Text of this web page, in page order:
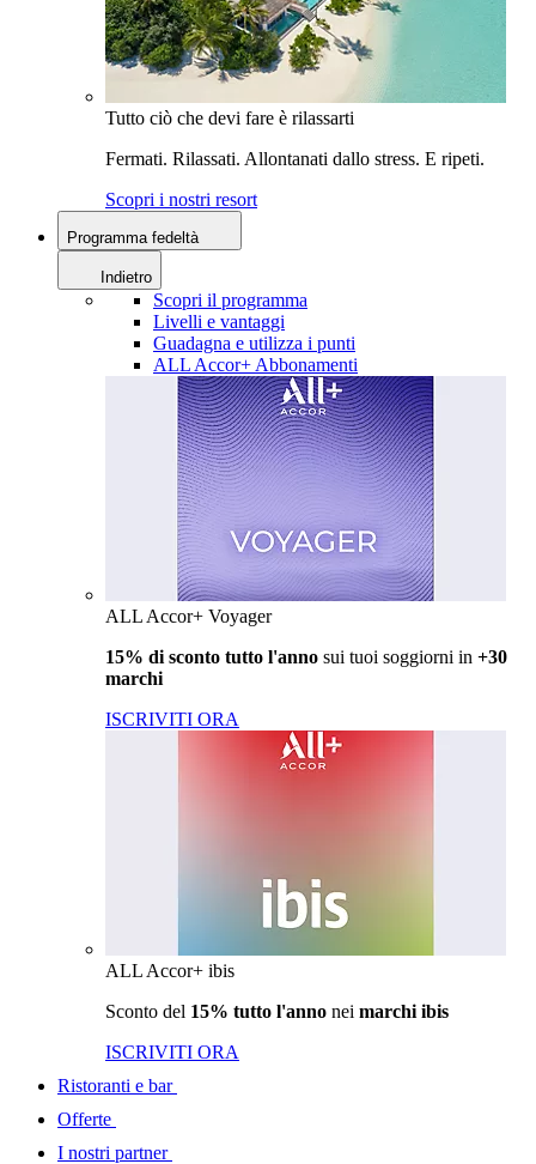
Tutto ciò che devi fare è rilassarti
Fermati. Rilassati. Allontanati dallo stress. E ripeti.
Scopri i nostri resort
Programma fedeltà
Indietro
Scopri il programma
Livelli e vantaggi
Guadagna e utilizza i punti
ALL Accor+ Abbonamenti
ALL Accor+ Voyager
15% di sconto tutto l'anno sui tuoi soggiorni in +30
marchi
ISCRIVITI ORA
ALL Accor+ ibis
Sconto del 15% tutto l'anno nei marchi ibis
ISCRIVITI ORA
Ristoranti e bar
Offerte
I nostri partner